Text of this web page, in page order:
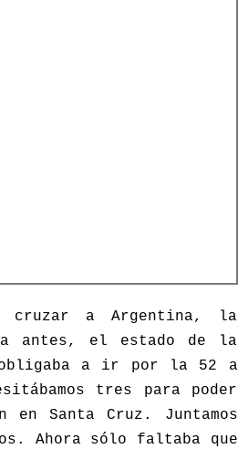
cruzar a Argentina, la
antes, el estado de la
a ir por la 52 a
tres para poder
Santa Cruz. Juntamos
Ahora sólo faltaba que